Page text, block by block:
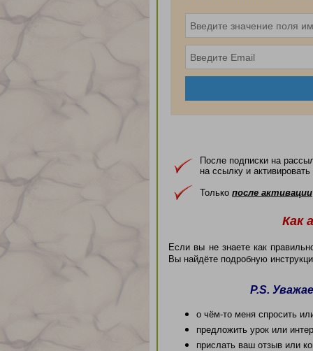
После подписки на
на ссылку и
Только после активации
Как
Если вы не знаете как
Вы найдёте подробную
P.S.
о чём-то меня спросить
предложить урок или
прислать ваш отзыв или